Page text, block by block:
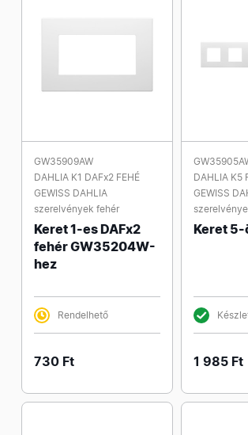
GW35909AW
DAHLIA K1 DAFx2 FEHÉ
GEWISS DAHLIA
szerelvények fehér
Keret 1-es DAFx2
fehér GW35204W-
hez
Rendelhető
730 Ft
DAHLIA K5
GEWISS
Keret 5-
1 985 Ft